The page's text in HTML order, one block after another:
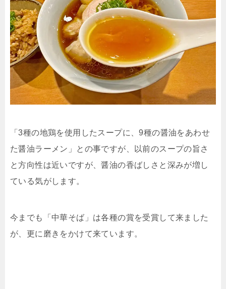
「3種の地鶏を使用したスープに、9種の醤油をあわせ
た醤油ラーメン」との事ですが、以前のスープの旨さ
と方向性は近いですが、醤油の香ばしさと深みが増し
ている気がします。
今までも「中華そば」は各種の賞を受賞して来ました
が、更に磨きをかけて来ています。